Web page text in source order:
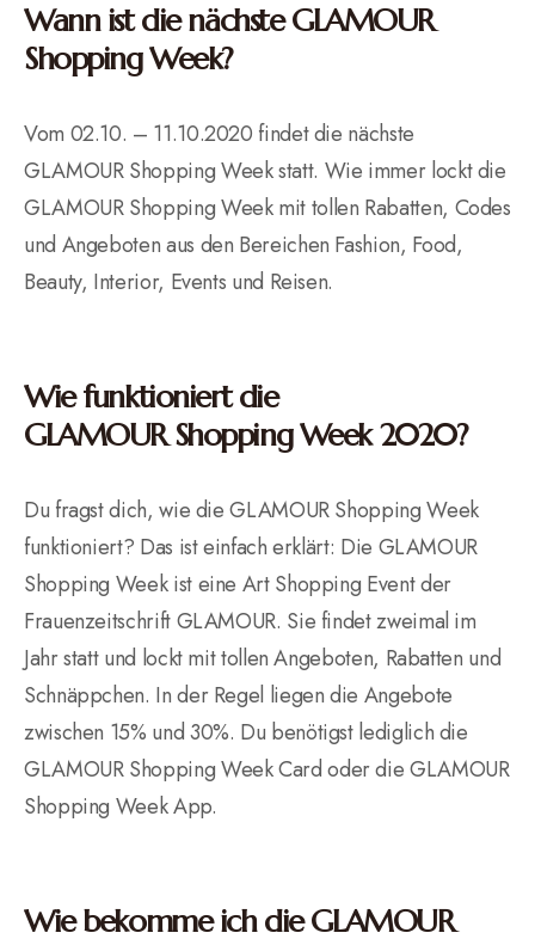
Wann ist die nächste GLAMOUR
Shopping Week?
Vom 02.10. – 11.10.2020 findet die nächste
GLAMOUR Shopping Week statt. Wie immer lockt die
GLAMOUR Shopping Week mit tollen Rabatten, Codes
und Angeboten aus den Bereichen Fashion, Food,
Beauty, Interior, Events und Reisen.
Wie funktioniert die
GLAMOUR Shopping Week 2020?
Du fragst dich, wie die GLAMOUR Shopping Week
funktioniert? Das ist einfach erklärt: Die GLAMOUR
Shopping Week ist eine Art Shopping Event der
Frauenzeitschrift GLAMOUR. Sie findet zweimal im
Jahr statt und lockt mit tollen Angeboten, Rabatten und
Schnäppchen. In der Regel liegen die Angebote
zwischen 15% und 30%. Du benötigst lediglich die
GLAMOUR Shopping Week Card oder die GLAMOUR
Shopping Week App.
Wie bekomme ich die GLAMOUR